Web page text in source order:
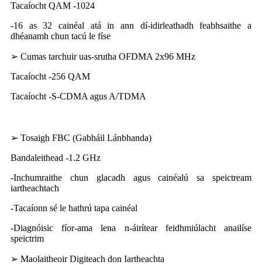
Tacaíocht QAM -1024
-16 as 32 cainéal atá in ann dí-idirleathadh feabhsaithe a
dhéanamh chun tacú le físe
➢ Cumas tarchuir uas-srutha OFDMA 2x96 MHz
Tacaíocht -256 QAM
Tacaíocht -S-CDMA agus A/TDMA
➢ Tosaigh FBC (Gabháil Lánbhanda)
Bandaleithead -1.2 GHz
-Inchumraithe chun glacadh agus cainéalú sa speictream
iartheachtach
-Tacaíonn sé le hathrú tapa cainéal
-Diagnóisic fíor-ama lena n-áirítear feidhmiúlacht anailíse
speictrim
➢ Maolaitheoir Digiteach don Iartheachta